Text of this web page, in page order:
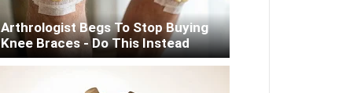
Arthrologist Begs To Stop Buying
Knee Braces - Do This Instead